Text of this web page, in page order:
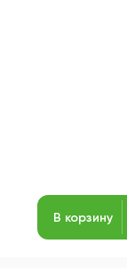
В корзину